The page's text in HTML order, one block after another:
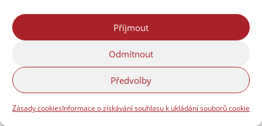
Příjmout
Odmítnout
Předvolby
Zásady cookiesInformace o získávání souhlasu k ukládání souborů cookie
zablokoval
290 016 spamů